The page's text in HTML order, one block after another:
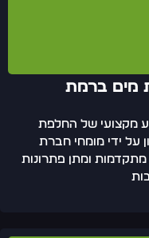
מים ברמת
מקצועי של החלפת
ידי מומחי חברת
ומתן פתרונות